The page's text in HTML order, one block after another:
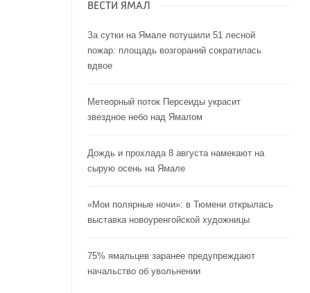
ВЕСТИ ЯМАЛ
За сутки на Ямале потушили 51 лесной
пожар: площадь возгораний сократилась
вдвое
Метеорный поток Персеиды украсит
звездное небо над Ямалом
Дождь и прохлада 8 августа намекают на
сырую осень на Ямале
«Мои полярные ночи»: в Тюмени открылась
выставка новоуренгойской художницы
75% ямальцев заранее предупреждают
начальство об увольнении